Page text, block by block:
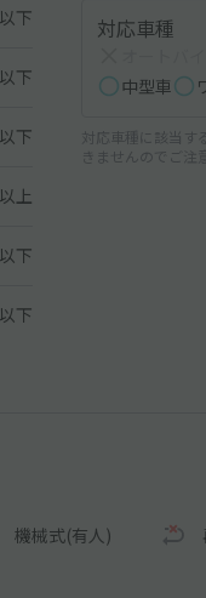
下
下
下
上
下
下
対応車種
中型車
対応車種に該当す
きませんのでご注
機械式(有人)